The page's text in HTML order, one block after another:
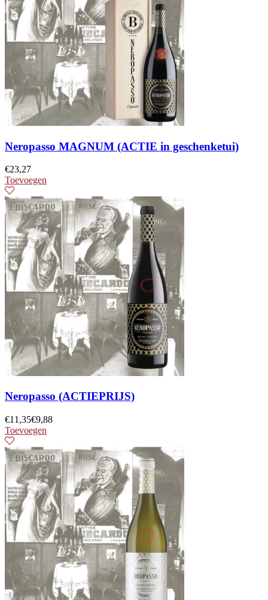
Neropasso MAGNUM (ACTIE in geschenketui)
€23,27
Toevoegen
Neropasso (ACTIEPRIJS)
€11,35€9,88
Toevoegen